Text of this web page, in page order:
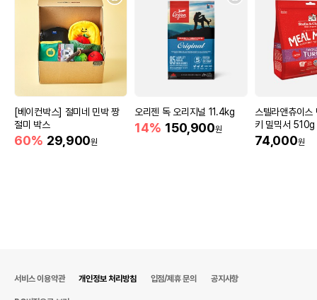
[베이컨박스] 절미네 민박 짱
절미 박스
60% 29,900원
오리젠 독 오리지널 11.4kg
14% 150,900원
스텔라앤츄이스
키 밀믹서 510g
74,000원
서비스 이용약관 개인정보 처리방침 입점/제휴 문의 공지사항